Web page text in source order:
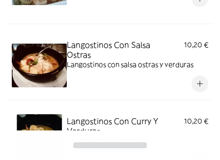
Langostinos Con Salsa
Ostras
10,20 €
Langostinos con salsa ostras y verduras
Langostinos Con Curry Y
Verduras
10,20 €
Langostinos con salsa curry y verduras